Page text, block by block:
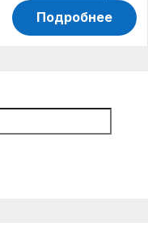
Подробнее